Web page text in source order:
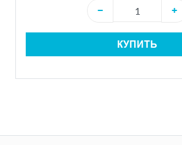
−
+
КУПИТЬ